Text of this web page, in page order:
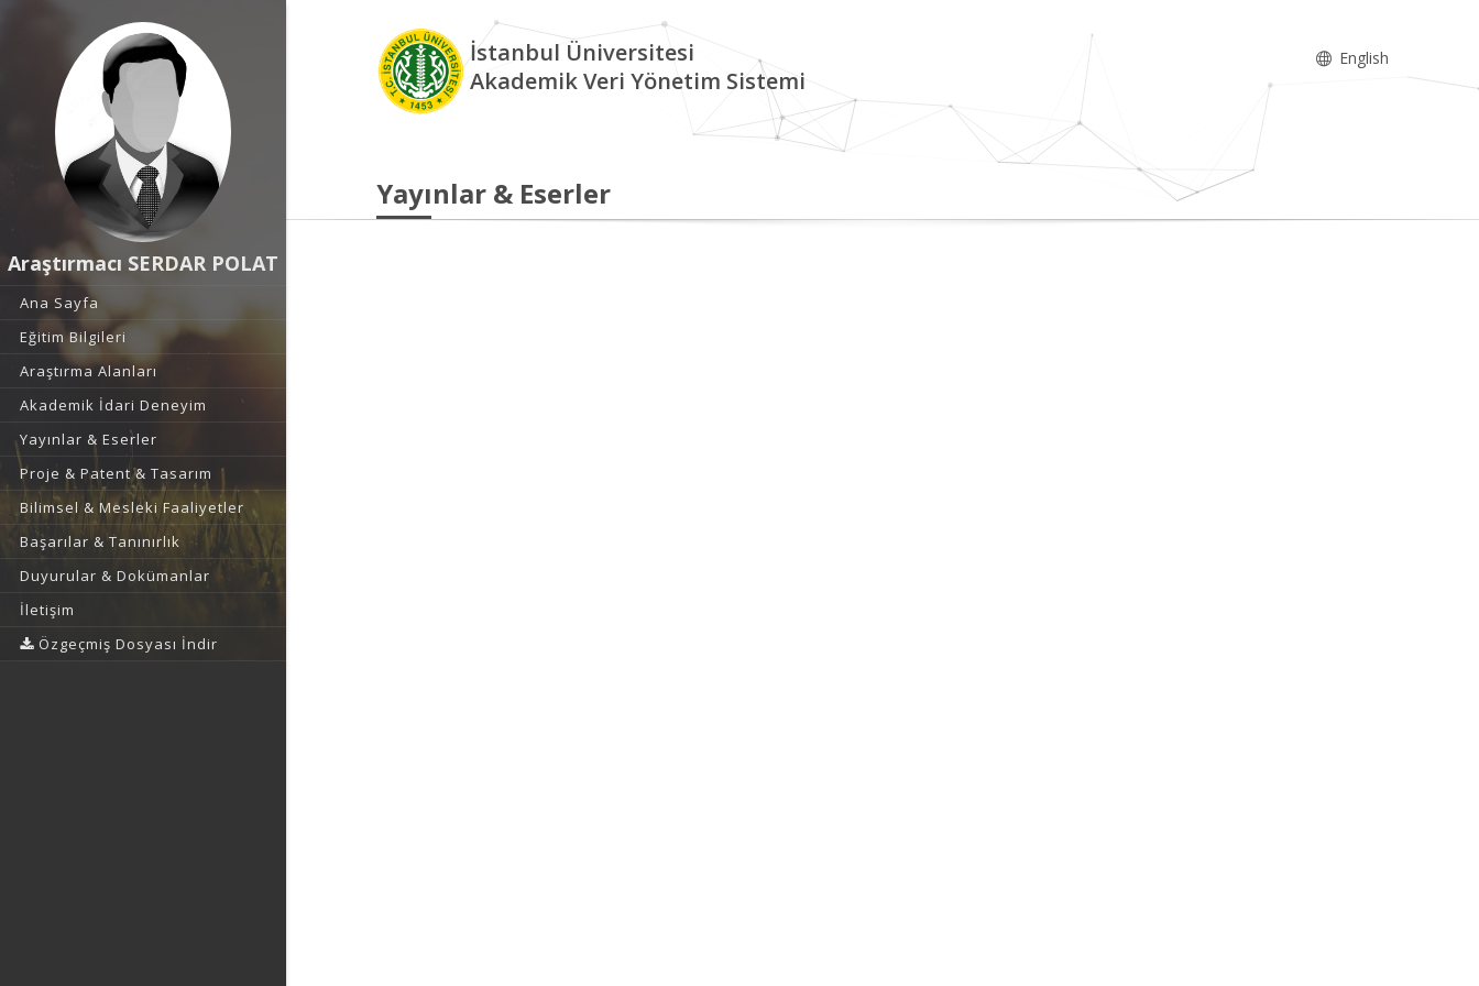
Araştırmacı SERDAR POLAT
Ana Sayfa
Eğitim Bilgileri
Araştırma Alanları
Akademik İdari Deneyim
Yayınlar & Eserler
Proje & Patent & Tasarım
Bilimsel & Mesleki Faaliyetler
Başarılar & Tanınırlık
Duyurular & Dokümanlar
İletişim
Özgeçmiş Dosyası İndir
İstanbul Üniversitesi
Akademik Veri Yönetim Sistemi
English
Yayınlar & Eserler